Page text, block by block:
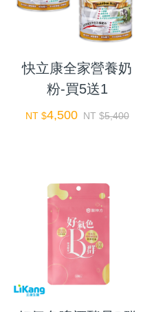
快立康全家營養奶
粉-買5送1
NT $4,500 NT $5,400